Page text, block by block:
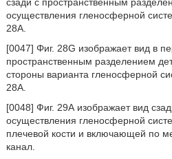
осуществления гленосферной
28А.
[0047] Φиг. 28G изображает вид в
пространственным разделением
стороны варианта гленосферной
28А.
[0048] Фиг. 29А изображает вид
осуществления гленосферной
плечевой кости и включающей по
канал.